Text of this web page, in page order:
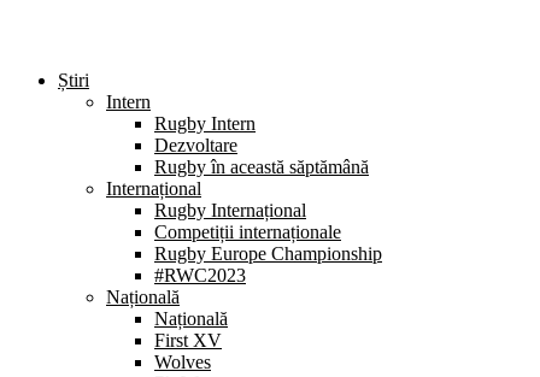
Știri
Intern
Rugby Intern
Dezvoltare
Rugby în această săptămână
Internațional
Rugby Internațional
Competiții internaționale
Rugby Europe Championship
#RWC2023
Națională
Națională
First XV
Wolves